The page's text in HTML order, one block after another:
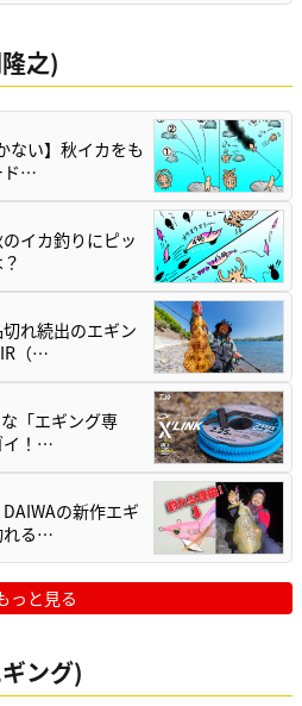
之)
ない】秋イカをも
ド…
イカ釣りにピッ
れ続出のエギン
（…
「エギング専
イ！…
の新作エギ
れる…
っと見る
ング)